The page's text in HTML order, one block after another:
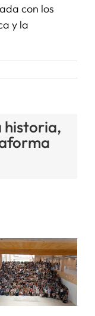
con los
y la
historia,